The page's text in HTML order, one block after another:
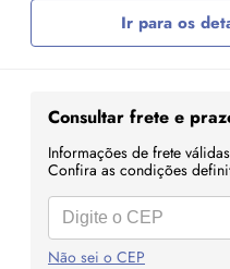
Ir para os
Consultar frete e
Informações de frete
Confira as condições
Não sei o CEP